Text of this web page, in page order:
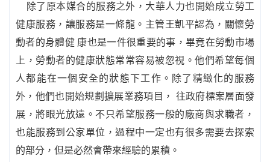
除了原本媒合的服務之外，大華人力也開始成立勞工
健康服務，讓服務是一條龍。主管王凱平認為，關懷勞
動者的身體健 康也是一件很重要的事，畢竟在勞動市場
上，勞動者的健康狀態常常容易被忽視。他們希望每個
人都能在一個安全的狀態下工作。除了精緻化的服務
外，他們也開始規劃擴展業務項目， 往政府標案層面發
展，將眼光放遠。不只希望服務一般的廠商與求職者，
也能服務到公家單位，過程中一定也有很多需要去探索
的部分，但是必然會帶來經驗的累積。